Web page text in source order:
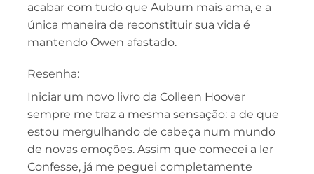
acabar com tudo que Auburn mais ama, e a
única maneira de reconstituir sua vida é
mantendo Owen afastado.
Resenha:
Iniciar um novo livro da Colleen Hoover
sempre me traz a mesma sensação: a de que
estou mergulhando de cabeça num mundo
de novas emoções. Assim que comecei a ler
Confesse, já me peguei completamente